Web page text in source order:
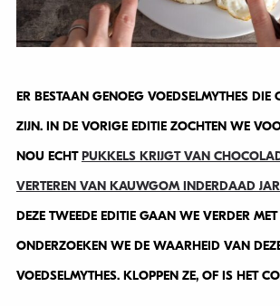
ER BESTAAN GENOEG VOEDSELMYTHES DIE
ZIJN. IN DE VORIGE EDITIE ZOCHTEN WE
NOU ECHTPUKKELS KRIJGT VAN
VERTEREN VAN KAUWGOM INDERDAAD
DEZE TWEEDE EDITIE GAAN WE VERDER
ONDERZOEKEN WE DE WAARHEID VAN
VOEDSELMYTHES. KLOPPEN ZE, OF IS HET